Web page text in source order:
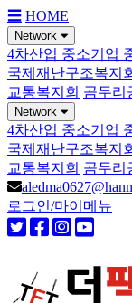
☰ HOME
Network
4차산업 중소기업
국제재난구조복지
교통복지회 곰두리
Network
4차산업 중소기업
국제재난구조복지
교통복지회 곰두리
로그인/마이메뉴